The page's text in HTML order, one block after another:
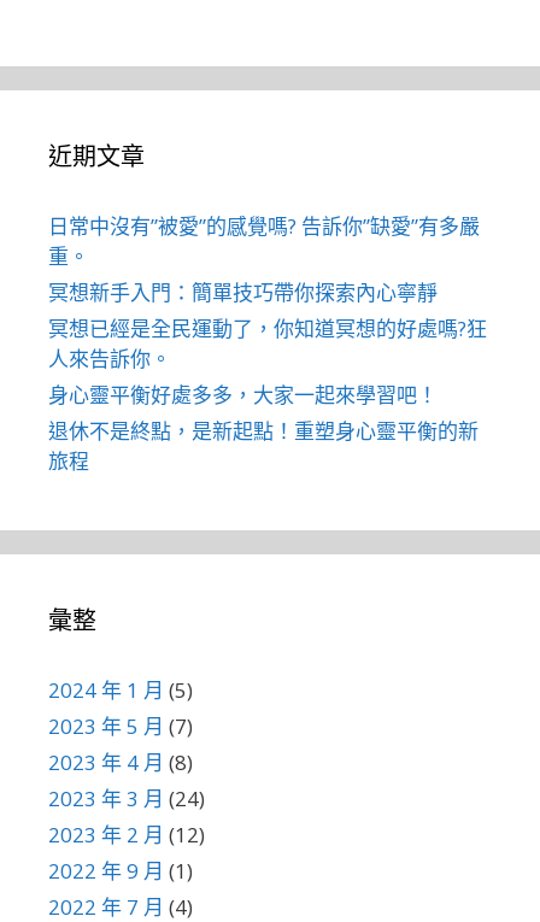
近期文章
日常中沒有”被愛”的感覺嗎? 告訴你”缺愛”有多嚴
重。
冥想新手入門：簡單技巧帶你探索內心寧靜
冥想已經是全民運動了，你知道冥想的好處嗎?狂
人來告訴你。
身心靈平衡好處多多，大家一起來學習吧！
退休不是終點，是新起點！重塑身心靈平衡的新
旅程
彙整
2024 年 1 月 (5)
2023 年 5 月 (7)
2023 年 4 月 (8)
2023 年 3 月 (24)
2023 年 2 月 (12)
2022 年 9 月 (1)
2022 年 7 月 (4)